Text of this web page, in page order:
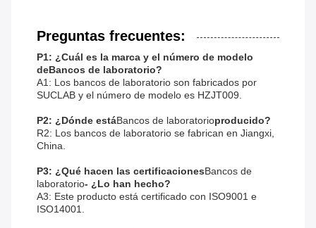
Preguntas frecuentes:
P1: ¿Cuál es la marca y el número de modelo
deBancos de laboratorio?
A1: Los bancos de laboratorio son fabricados por
SUCLAB y el número de modelo es HZJT009.
P2: ¿Dónde estáBancos de laboratorioproducido?
R2: Los bancos de laboratorio se fabrican en Jiangxi,
China.
P3: ¿Qué hacen las certificacionesBancos de
laboratorio- ¿Lo han hecho?
A3: Este producto está certificado con ISO9001 e
ISO14001.